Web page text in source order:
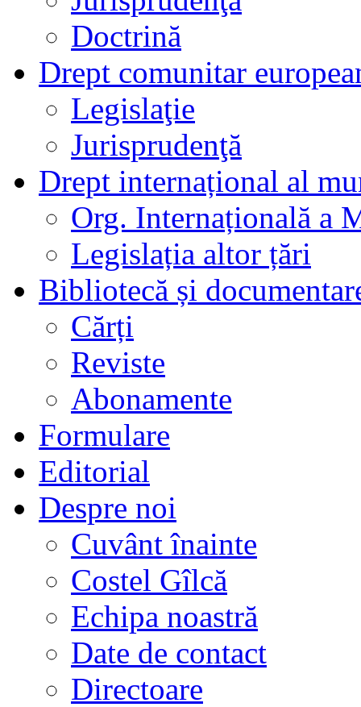
Doctrină
Drept comunitar
Legislaţie
Jurisprudenţă
Drept internațional al
Org. Internațională a
Legislația altor țări
Bibliotecă și
Cărți
Reviste
Abonamente
Formulare
Editorial
Despre noi
Cuvânt înainte
Costel Gîlcă
Echipa noastră
Date de contact
Directoare